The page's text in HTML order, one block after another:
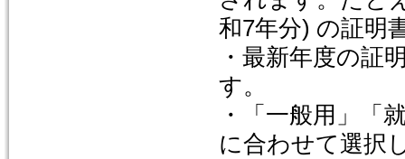
和7年分) の証明
・最新年度の証
す。
・「一般用」「
に合わせて選択